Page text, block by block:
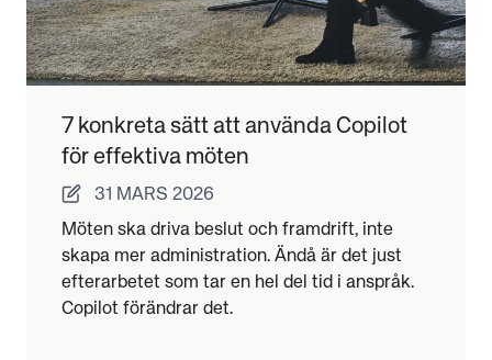
7 konkreta sätt att använda Copilot
för effektiva möten
31 MARS 2026
Möten ska driva beslut och framdrift, inte
skapa mer administration. Ändå är det just
efterarbetet som tar en hel del tid i anspråk.
Copilot förändrar det.